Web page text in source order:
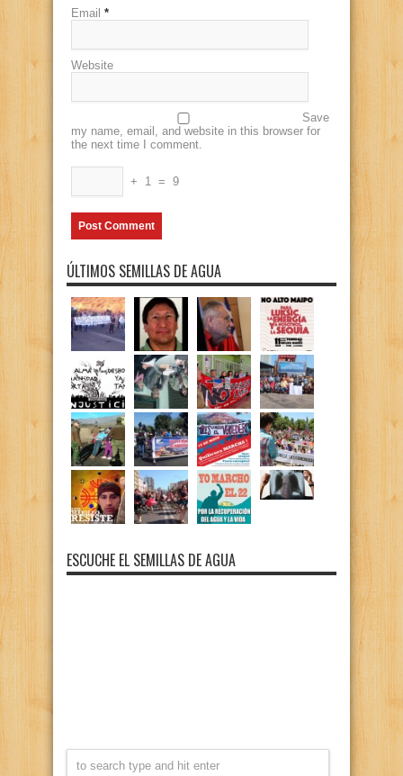
Email *
Website
Save
my name, email, and website in this browser for
the next time I comment.
+ 1 = 9
ÚLTIMOS SEMILLAS DE AGUA
ESCUCHE EL SEMILLAS DE AGUA